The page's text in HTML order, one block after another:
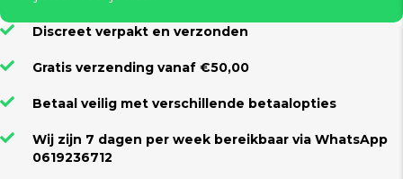
Discreet verpakt en verzonden
Gratis verzending vanaf €50,00
Betaal veilig met verschillende betaalopties
Wij zijn 7 dagen per week bereikbaar via WhatsApp
0619236712